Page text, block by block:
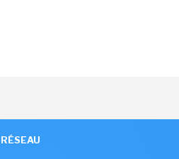
RÉSEAU